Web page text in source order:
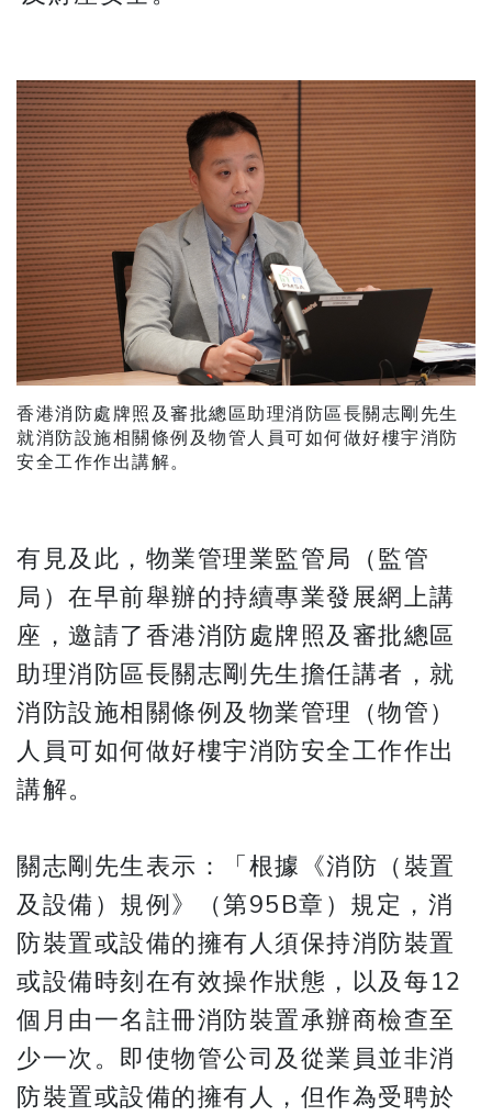
香港消防處牌照及審批總區助理消防區長關志剛先生
就消防設施相關條例及物管人員可如何做好樓宇消防
安全工作作出講解。
有見及此，物業管理業監管局（監管
局）在早前舉辦的持續專業發展網上講
座，邀請了香港消防處牌照及審批總區
助理消防區長關志剛先生擔任講者，就
消防設施相關條例及物業管理（物管）
人員可如何做好樓宇消防安全工作作出
講解。
​​​​​​​關志剛先生表示：「根據《消防（裝置
及設備）規例》（第95B章）規定，消
防裝置或設備的擁有人須保持消防裝置
或設備時刻在有效操作狀態，以及每12
個月由一名註冊消防裝置承辦商檢查至
少一次。即使物管公司及從業員並非消
防裝置或設備的擁有人，但作為受聘於